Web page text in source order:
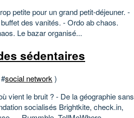
petite pour un grand petit-déjeuner. -
des vanités. - Ordo ab chaos.
Le bazar organisé...
sédentaires
social network )
vient le bruit ? - De la géographie sans
socialisés Brightkite, check.in,